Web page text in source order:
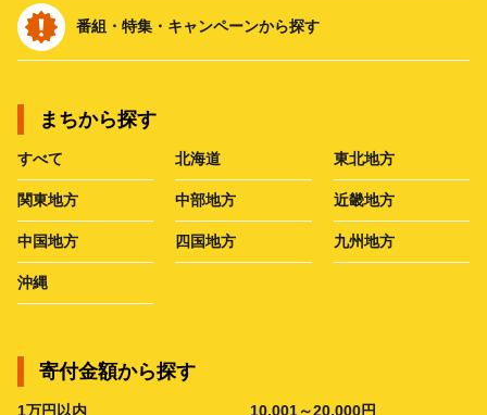
番組・特集・キャンペーンから探す
まちから探す
すべて 北海道 東北地方
関東地方 中部地方 近畿地方
中国地方 四国地方 九州地方
沖縄
寄付金額から探す
1万円以内 10,001～20,000円